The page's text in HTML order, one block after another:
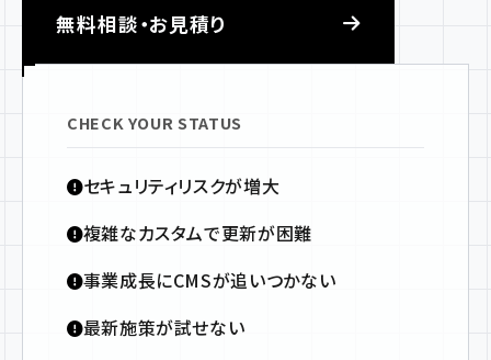
無料相談・お見積り
CHECK YOUR STATUS
セキュリティリスクが増大
複雑なカスタムで更新が困難
事業成長にCMSが追いつかない
最新施策が試せない